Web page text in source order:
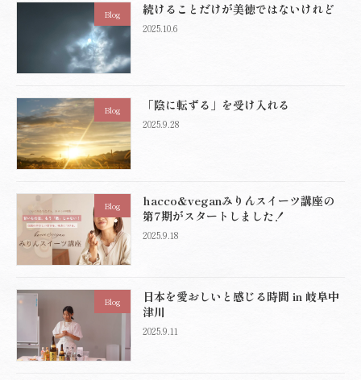
Blog 続けることだけが美徳ではないけれど
2025.10.6
Blog 「陰に転ずる」を受け入れる
2025.9.28
Blog
hacco&veganみりんスイーツ講座の
第7期がスタートしました！
2025.9.18
Blog
日本を愛おしいと感じる時間 in 岐阜中
津川
2025.9.11